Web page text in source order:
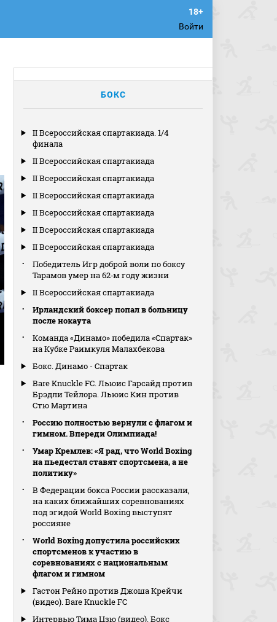
Войти
БОКС
II Всероссийская спартакиада. 1/4
финала
II Всероссийская спартакиада
II Всероссийская спартакиада
II Всероссийская спартакиада
II Всероссийская спартакиада
II Всероссийская спартакиада
II Всероссийская спартакиада
Победитель Игр доброй воли по боксу
Тарамов умер на 62‑м году жизни
II Всероссийская спартакиада
Ирландский боксер попал в больницу
после нокаута
Команда «Динамо» победила «Спартак»
на Кубке Раимкуля Малахбекова
Бокс. Динамо - Спартак
Bare Knuckle FC. Льюис Гарсайд против
Брэдли Тейлора. Льюис Кин против
Стю Мартина
Россию полностью вернули с флагом и
гимном. Впереди Олимпиада!
Умар Кремлев: «Я рад, что World Boxing
на пьедестал ставят спортсмена, а не
политику»
В Федерации бокса России рассказали,
на каких ближайших соревнованиях
под эгидой World Boxing выступят
россияне
World Boxing допустила российских
спортсменов к участию в
соревнованиях с национальным
флагом и гимном
Гастон Рейно против Джоша Крейчи
(видео). Bare Knuckle FC
Интервью Тима Цзю (видео). Бокс